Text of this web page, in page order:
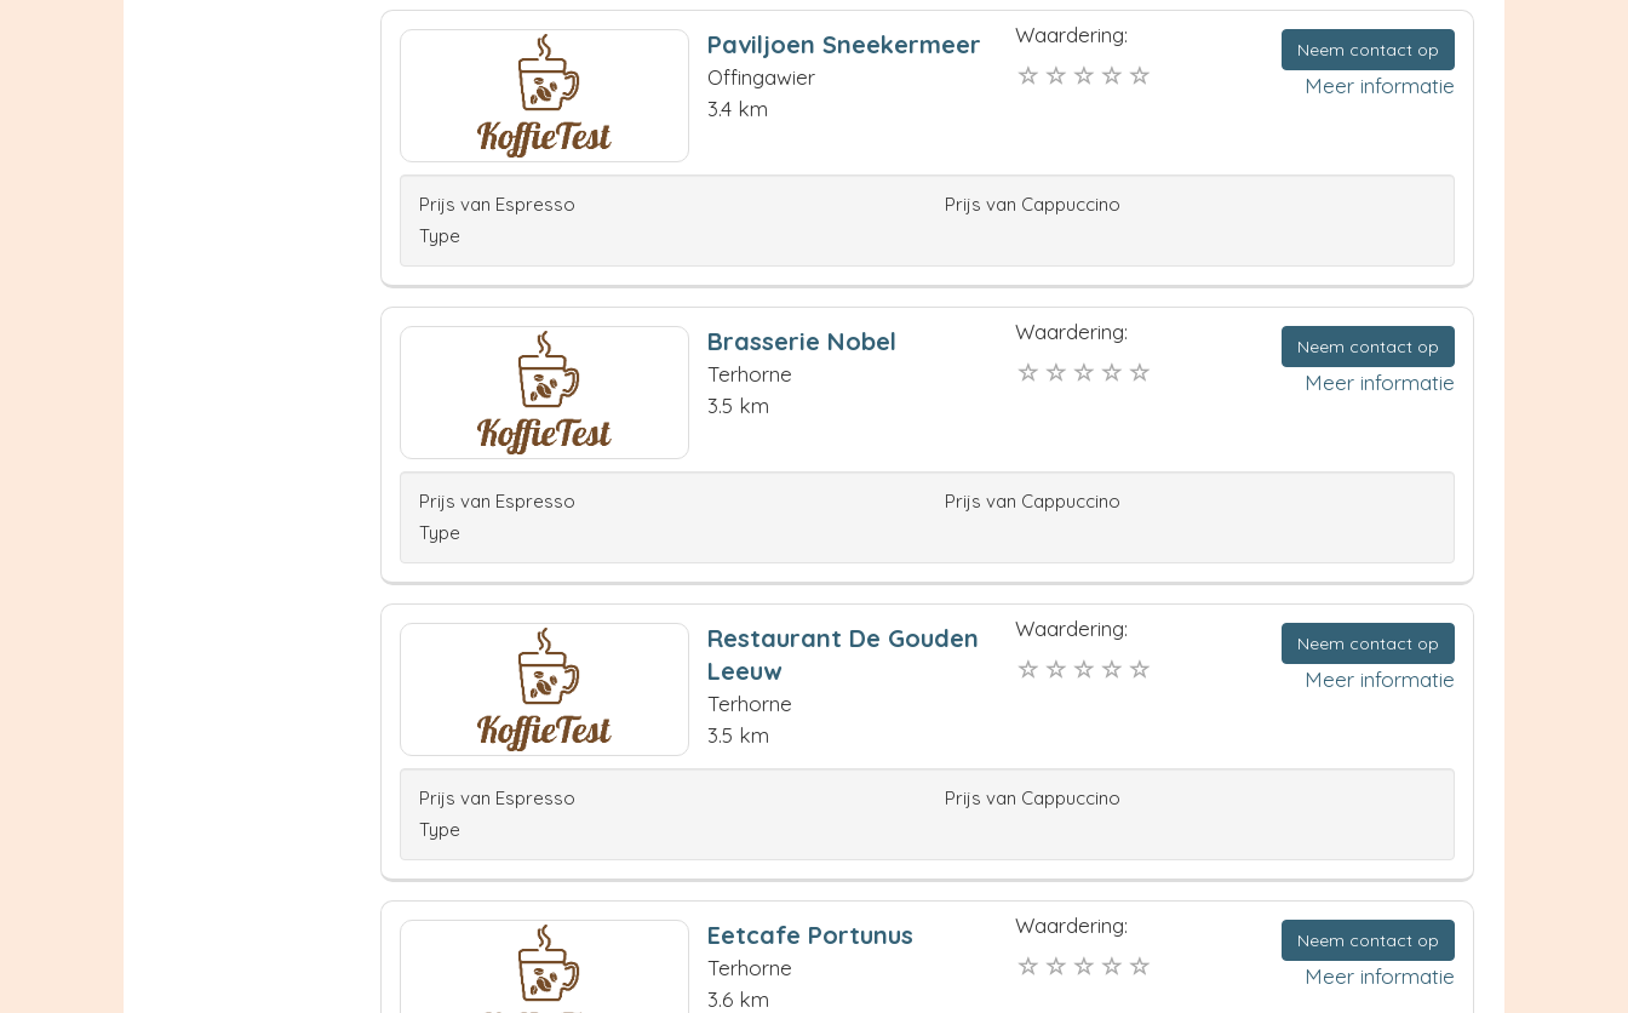
Paviljoen Sneekermeer
Offingawier
3.4 km
Waardering:
Neem contact op
Meer informatie
Prijs van Espresso
Prijs van Cappuccino
Type
Brasserie Nobel
Terhorne
3.5 km
Waardering:
Neem contact op
Meer informatie
Prijs van Espresso
Prijs van Cappuccino
Type
Restaurant De Gouden
Leeuw
Terhorne
3.5 km
Waardering:
Neem contact op
Meer informatie
Prijs van Espresso
Prijs van Cappuccino
Type
Eetcafe Portunus
Terhorne
3.6 km
Waardering:
Neem contact op
Meer informatie